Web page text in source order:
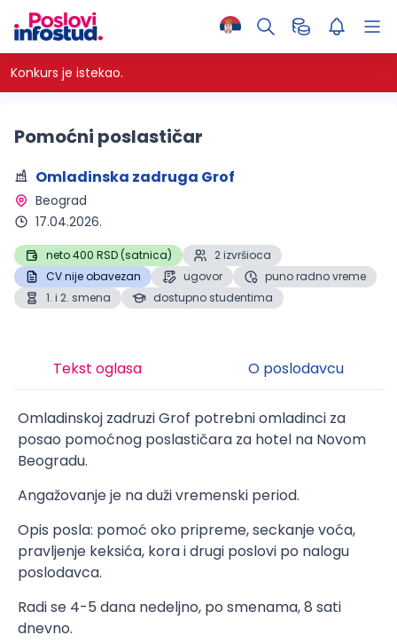
Konkurs je istekao.
Pomoćni poslastičar
Omladinska zadruga Grof
Beograd
17.04.2026.
neto 400 RSD (satnica)
2 izvršioca
CV nije obavezan
ugovor
puno radno vreme
1. i 2. smena
dostupno studentima
Tekst oglasa O poslodavcu
Omladinskoj zadruzi Grof potrebni omladinci za
posao pomoćnog poslastičara za hotel na Novom
Beogradu.
Angažovanje je na duži vremenski period.
Opis posla: pomoć oko pripreme, seckanje voća,
pravljenje keksića, kora i drugi poslovi po nalogu
poslodavca.
Radi se 4-5 dana nedeljno, po smenama, 8 sati
dnevno.